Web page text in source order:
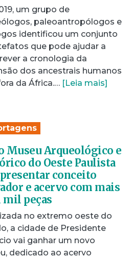
um grupo de
paleoantropólogos e
identificou um conjunto
que pode ajudar a
a cronologia da
dos ancestrais humanos
da África.… [Leia mais]
Museu Arqueológico e
do Oeste Paulista
conceito
e acervo com mais
mil peças
no extremo oeste do
a cidade de Presidente
vai ganhar um novo
dedicado ao acervo